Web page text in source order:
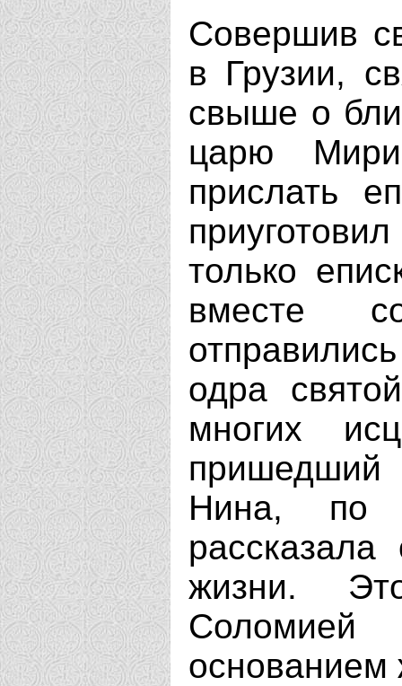
Совершив
в Грузии,
свыше о
царю
прислать
только
вместе
одра
многих
Нина, по
жизни.
Соломией
основанием